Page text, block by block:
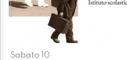
Sabato 10